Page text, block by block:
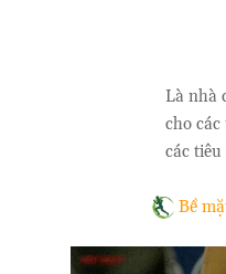
Là nhà
cho
các
Bề